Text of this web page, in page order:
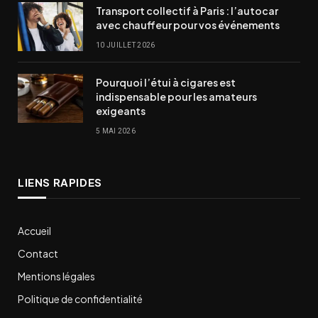
Transport collectif à Paris : l’autocar
avec chauffeur pour vos événements
10 JUILLET 2026
Pourquoi l’étui à cigares est
indispensable pour les amateurs
exigeants
5 MAI 2026
LIENS RAPIDES
Accueil
Contact
Mentions légales
Politique de confidentialité